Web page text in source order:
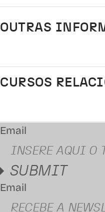
OUTRAS
CURSOS
Email
SUBMIT
Email